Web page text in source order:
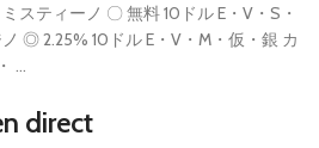
スティーノ 〇 無料 10ドル E・V・S・
◎ 2.25% 10ドル E・V・M・仮・銀 カ
…
direct